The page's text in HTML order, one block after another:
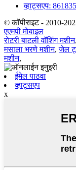
व्हाट्सएप:
© कॉपीराइट - 2010-
एएमपी मोबाइल
रोटरी बाटली वॉशिंग मशीन
मसाला भरणे मशीन,जेल
मशीन,
ईमेल पाठवा
व्हाट्सएप
x